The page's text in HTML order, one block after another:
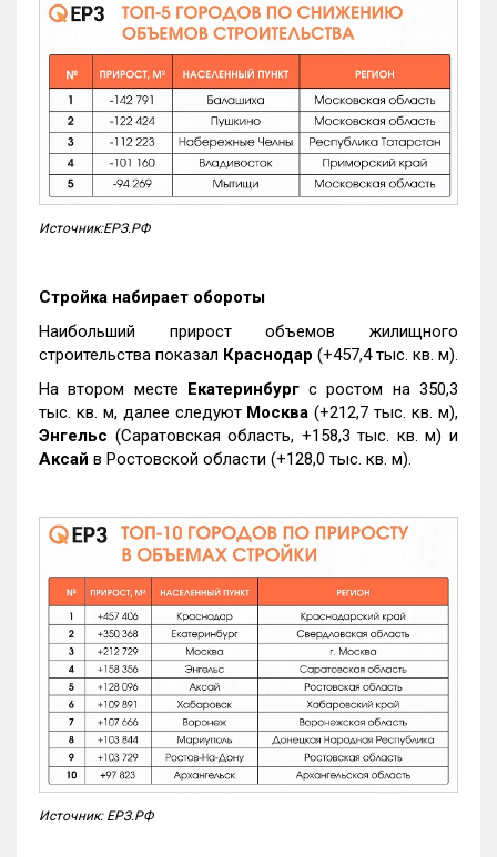
Источник:ЕРЗ.РФ
Стройка набирает обороты
Наибольший прирост объемов жилищного
строительства показал Краснодар (+457,4 тыс. кв. м).
На втором месте
Екатеринбургс ростом на 350,3
тыс. кв. м, далее следуют Москва (+212,7 тыс. кв. м),
Энгельс (Саратовская область, +158,3 тыс. кв. м) и
Аксай в Ростовской области (+128,0 тыс. кв. м).
Источник: ЕРЗ.РФ